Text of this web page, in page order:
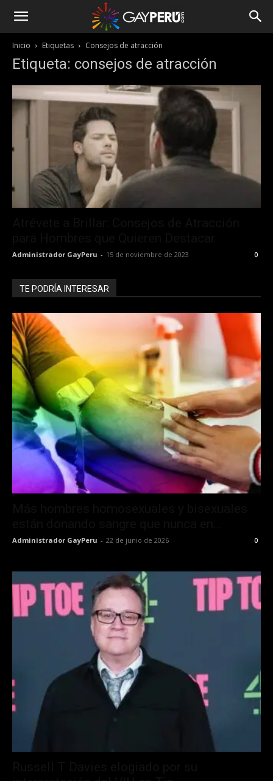
Inicio Etiquetas Consejos de atracción
Etiqueta: consejos de atracción
Administrador GayPeru - 15 de noviembre de 2023 0
TE PODRÍA INTERESAR
Administrador GayPeru - 22 de junio de 2026 0